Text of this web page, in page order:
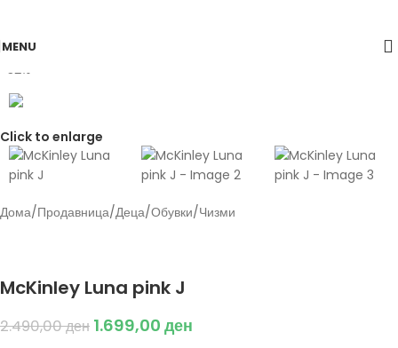
MENU
-32%
Click to enlarge
Дома/Продавница/Деца/Обувки/Чизми
McKinley Luna pink J
2.490,00ден 1.699,00 ден